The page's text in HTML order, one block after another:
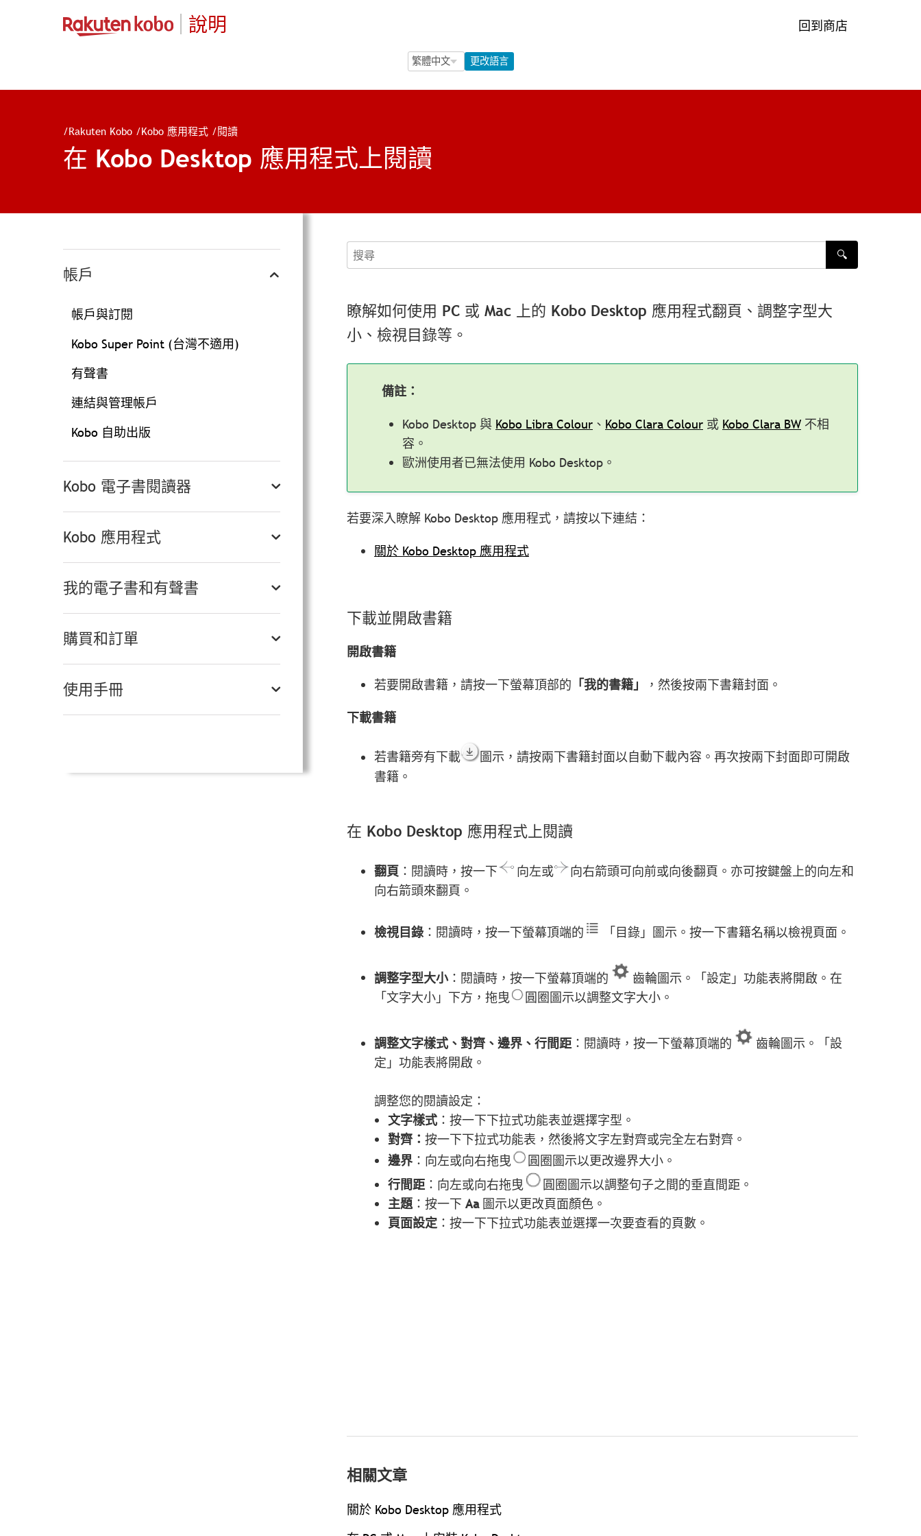
說明 回到商店
Language Selection
Language Selection
更改語言
/Rakuten Kobo /Kobo 應用程式 /閱讀
在 Kobo Desktop 應用程式上閱讀
帳戶
帳戶與訂閱
Kobo Super Point (台灣不適用)
有聲書
連結與管理帳戶
Kobo 自助出版
Kobo 電子書閱讀器
Kobo 應用程式
我的電子書和有聲書
購買和訂單
使用手冊
搜尋
🔍
瞭解如何使用 PC 或 Mac 上的 Kobo Desktop 應用程式翻頁、調整字型大
小、檢視目錄等 。
備註：
Kobo Desktop 與 Kobo Libra Colour 、 Kobo Clara Colour 或 Kobo Clara BW 不相
容。
歐洲使用者已無法使用 Kobo Desktop。
若要深入瞭解 Kobo Desktop 應用程式，請按以下連結：
關於 Kobo Desktop 應用程式
下載並開啟書籍
開啟書籍
若要開啟書籍，請按一下螢幕頂部的 「我的書籍」 ，然後按兩下書籍封面。
下載書籍
若書籍旁有下載
圖示，請按兩下書籍封面以自動下載內容。再次按兩下封面即可開啟
書籍。
在 Kobo Desktop 應用程式上閱讀
翻頁 ：閱讀時，按一下 向左或
向右箭頭可向前或向後翻頁。亦可按鍵盤上的向左和
向右箭頭來翻頁。
檢視目錄 ：閱讀時，按一下螢幕頂端的 「目錄」圖示。按一下書籍名稱以檢視頁面。
調整字型大小：閱讀時，按一下螢幕頂端的
齒輪圖示。「設定」功能表將開啟。在
「文字大小」下方，拖曳
圓圈圖示以調整文字大小。
調整文字樣式、對齊、邊界、行間距 ：閱讀時，按一下螢幕頂端的
齒輪圖示。「設
定」功能表將開啟。
調整您的閱讀設定：
文字樣式 ：按一下下拉式功能表並選擇字型。
對齊： 按一下下拉式功能表，然後將文字左對齊或完全左右對齊。
邊界 ：向左或向右拖曳
圓圈圖示以更改邊界大小。
行間距 ：向左或向右拖曳
圓圈圖示以調整句子之間的垂直間距。
主題：按一下 Aa圖示以更改頁面顏色。
頁面設定 ：按一下下拉式功能表並選擇一次要查看的頁數。
相關文章
關於 Kobo Desktop 應用程式